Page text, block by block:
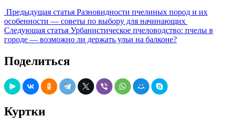
Предыдущая статья Предыдущая
запись:
Разновидности пчелиных пород и их
особенности — советы по выбору для начинающих
Следующая статья Следующая
запись:
Урбанистическое пчеловодство: пчелы в
городе — возможно ли держать ульи на балконе?
Поделиться
Куртки